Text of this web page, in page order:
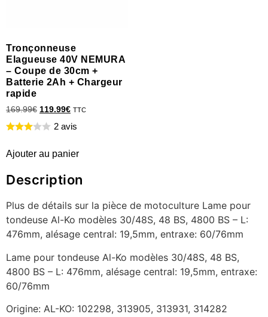
Tronçonneuse
Elagueuse 40V NEMURA
– Coupe de 30cm +
Batterie 2Ah + Chargeur
rapide
169.99€ 119.99€ TTC
2 avis
Ajouter au panier
Description
Plus de détails sur la pièce de motoculture Lame pour
tondeuse Al-Ko modèles 30/48S, 48 BS, 4800 BS – L:
476mm, alésage central: 19,5mm, entraxe: 60/76mm
Lame pour tondeuse Al-Ko modèles 30/48S, 48 BS,
4800 BS – L: 476mm, alésage central: 19,5mm, entraxe:
60/76mm
Origine: AL-KO: 102298, 313905, 313931, 314282